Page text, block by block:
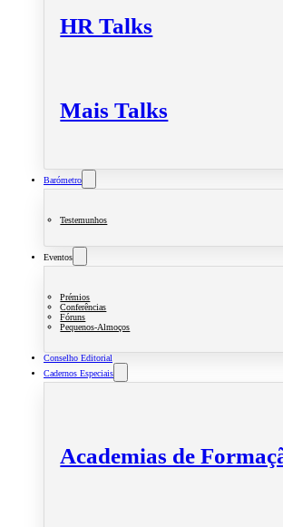
HR Talks
Mais Talks
Barómetro
Testemunhos
Eventos
Prémios
Conferências
Fóruns
Pequenos-Almoços
Conselho Editorial
Cadernos Especiais
Academias de